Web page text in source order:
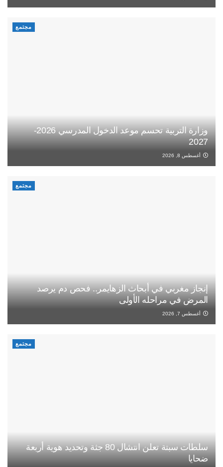
مجتمع
وزارة التربية تحسم موعد الدخول المدرسي 2026-
2027
أغسطس 8, 2026
مجتمع
إنجاز مغربي في أبحاث الزهايمر.. فحص دم يرصد
المرض في مراحله الأولى
أغسطس 7, 2026
مجتمع
سلطات سبتة تعلن انتشال 80 جثة وتحديد هوية أربعة
ضحايا